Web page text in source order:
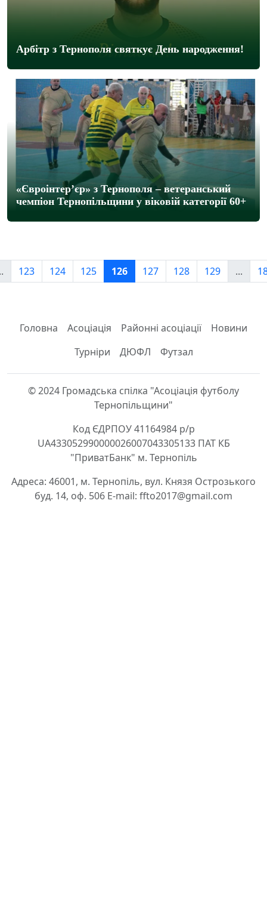
Арбітр з Тернополя святкує День народження!
«Євроінтер’єр» з Тернополя – ветеранський
чемпіон Тернопільщини у віковій категорії 60+
123 124 125 126 127 128 129 ...
Головна Асоціація Районні асоціації
Новини
Турніри
ДЮФЛ Футзал
© 2024 Громадська спілка "Асоціація футболу
Тернопільщини"
Код ЄДРПОУ 41164984 р/р
UA433052990000026007043305133 ПАТ КБ
"ПриватБанк" м. Тернопіль
Адреса: 46001, м. Тернопіль, вул. Князя Острозького
буд. 14, оф. 506 E-mail: ffto2017@gmail.com